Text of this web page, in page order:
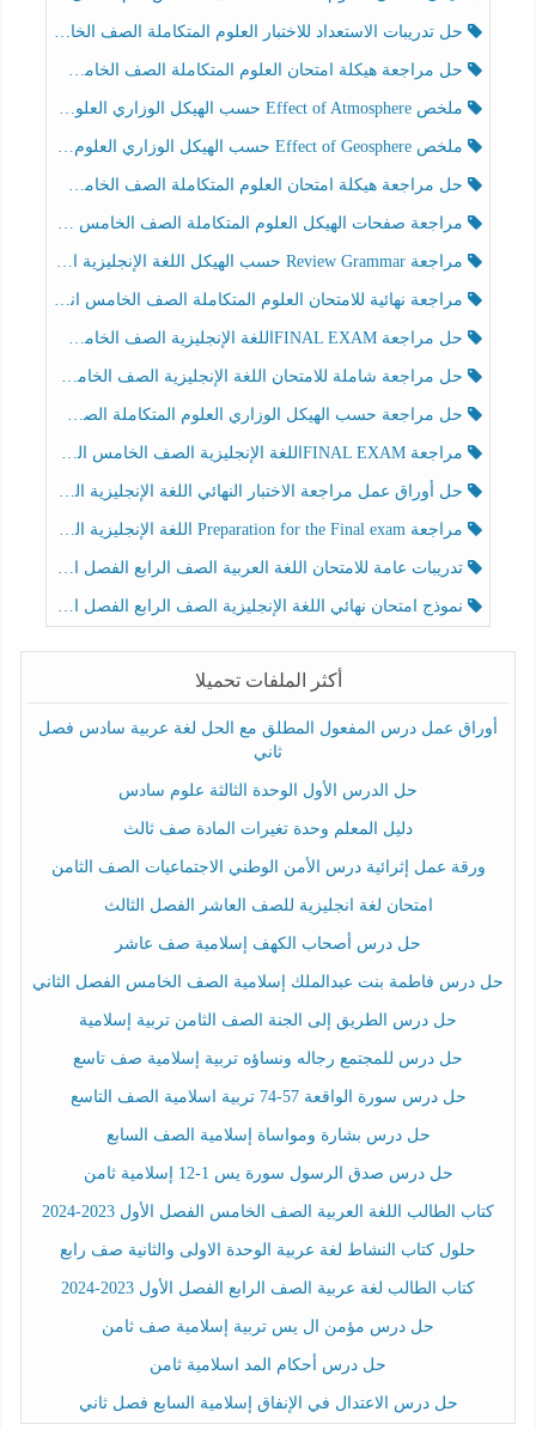
حل تدريبات الاستعداد للاختبار العلوم المتكاملة الصف الخامس عام الفصل الثالث
حل مراجعة هيكلة امتحان العلوم المتكاملة الصف الخامس انسبير الفصل الثالث
ملخص Effect of Atmosphere حسب الهيكل الوزاري العلوم المتكاملة الصف الخامس انسبير الفصل الثالث
ملخص Effect of Geosphere حسب الهيكل الوزاري العلوم المتكاملة الصف الخامس انسبير الفصل الثالث
حل مراجعة هيكلة امتحان العلوم المتكاملة الصف الخامس عام الفصل الثالث
مراجعة صفحات الهيكل العلوم المتكاملة الصف الخامس انسبير الفصل الثالث
مراجعة Review Grammar حسب الهيكل اللغة الإنجليزية الصف الخامس الفصل الثالث
مراجعة نهائية للامتحان العلوم المتكاملة الصف الخامس انسبير الفصل الثالث
حل مراجعة FINAL EXAMاللغة الإنجليزية الصف الخامس الفصل الثالث
حل مراجعة شاملة للامتحان اللغة الإنجليزية الصف الخامس الفصل الثالث
حل مراجعة حسب الهيكل الوزاري العلوم المتكاملة الصف الخامس عام الفصل الثالث
مراجعة FINAL EXAMاللغة الإنجليزية الصف الخامس الفصل الثالث
حل أوراق عمل مراجعة الاختبار النهائي اللغة الإنجليزية الصف الرابع الفصل الثالث
مراجعة Preparation for the Final exam اللغة الإنجليزية الصف الرابع الفصل الثالث
تدريبات عامة للامتحان اللغة العربية الصف الرابع الفصل الثالث
نموذج امتحان نهائي اللغة الإنجليزية الصف الرابع الفصل الثالث
أكثر الملفات تحميلا
أوراق عمل درس المفعول المطلق مع الحل لغة عربية سادس فصل
ثاني
حل الدرس الأول الوحدة الثالثة علوم سادس
دليل المعلم وحدة تغيرات المادة صف ثالث
ورقة عمل إثرائية درس الأمن الوطني الاجتماعيات الصف الثامن
امتحان لغة انجليزية للصف العاشر الفصل الثالث
حل درس أصحاب الكهف إسلامية صف عاشر
حل درس فاطمة بنت عبدالملك إسلامية الصف الخامس الفصل الثاني
حل درس الطريق إلى الجنة الصف الثامن تربية إسلامية
حل درس للمجتمع رجاله ونساؤه تربية إسلامية صف تاسع
حل درس سورة الواقعة 57-74 تربية اسلامية الصف التاسع
حل درس بشارة ومواساة إسلامية الصف السابع
حل درس صدق الرسول سورة يس 1-12 إسلامية ثامن
كتاب الطالب اللغة العربية الصف الخامس الفصل الأول 2023-2024
حلول كتاب النشاط لغة عربية الوحدة الاولى والثانية صف رابع
كتاب الطالب لغة عربية الصف الرابع الفصل الأول 2023-2024
حل درس مؤمن ال يس تربية إسلامية صف ثامن
حل درس أحكام المد اسلامية ثامن
حل درس الاعتدال في الإنفاق إسلامية السابع فصل ثاني